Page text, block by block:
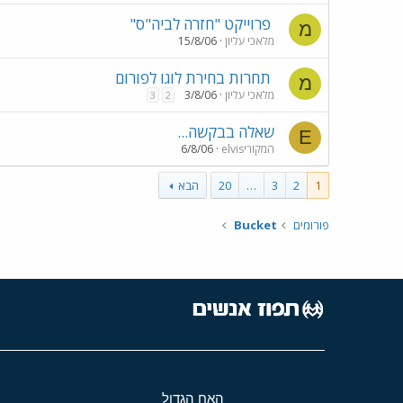
מ פרוייקט "חזרה לביה"ס"
מלאכי עליון 15/8/06
מ תחרות בחירת לוגו לפורום
מלאכי עליון 3/8/06
2
3
E שאלה בבקשה...
elvisהמקורי 6/8/06
1
2
3
…
20 הבא
פורומים Bucket
האח הגדול